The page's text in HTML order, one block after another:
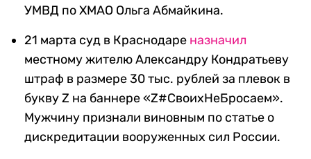
УМВД по ХМАО Ольга Абмайкина.
21 марта суд в Краснодаре назначил
местному жителю Александру Кондратьеву
штраф в размере 30 тыс. рублей за плевок в
букву Z на баннере «Z#СвоихНеБросаем».
Мужчину признали виновным по статье о
дискредитации вооруженных сил России.